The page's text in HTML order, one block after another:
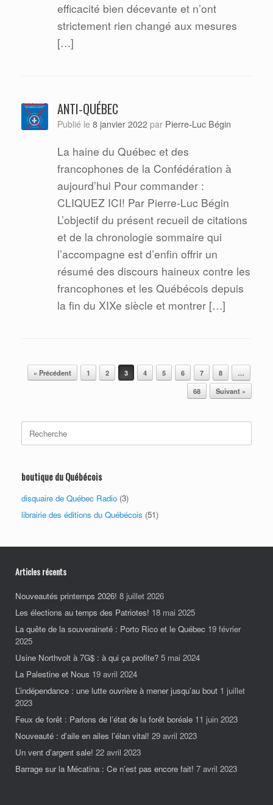
efficacité bien décevante et n’ont
strictement rien changé aux mesures
[…]
ANTI-QUÉBEC
Publié le 8 janvier 2022 par Pierre-Luc Bégin
La haine du Québec et des
francophones de la Confédération à
aujourd’hui Pour commander :
CLIQUEZ ICI! Par Pierre-Luc Bégin
L’objectif du présent recueil de citations
et de la chronologie sommaire qui
l’accompagne est d’enfin offrir un
résumé des discours haineux contre les
francophones et les Québécois depuis
la fin du XIXe siècle et montrer […]
Post navigation
« Précédent 1 2 3 4 5 6 7 8
…
68
Suivant »
for:
boutique du Québécois
disquaire de Québec Radio (3)
librairie des éditions du Québécois (51)
Articles récents
Nouveautés printemps 2026! 8 juillet 2026
Les élections au temps des Patriotes! 18 mai 2025
La quête de la souveraineté : Porto Rico et le Québec 19 février
2025
Usine Northvolt à 7G$ : à qui ça profite? 5 mai 2024
La Palestine et Nous 19 avril 2024
L’indépendance : une lutte ouvrière à mener jusqu’au bout 1 juillet
2023
Feux de forêt : Parlons de l’état de la forêt boréale 11 juin 2023
Nouveauté : d’aile en ailes l’élan vital! 29 avril 2023
Un vent d’argent sale! 22 avril 2023
Barrage sur la Mécatina : Ce n’est pas encore fait! 7 avril 2023